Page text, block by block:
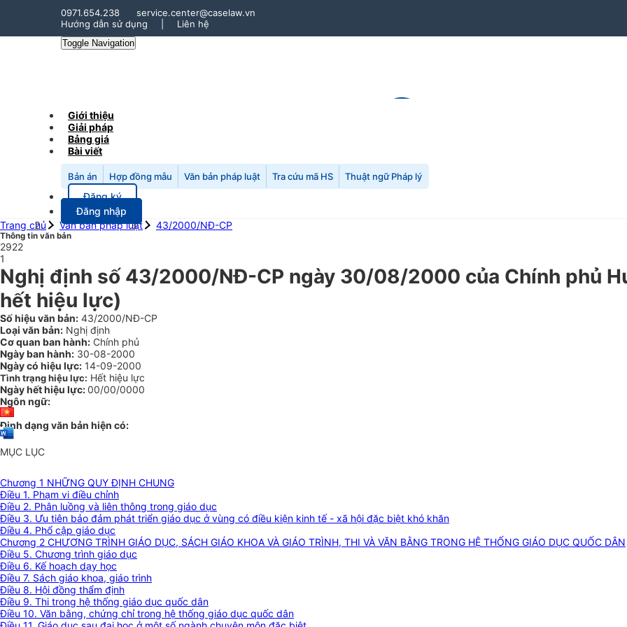
0971.654.238
service.center@caselaw.vn
Hướng dẫn sử dụng
Liên hệ
Toggle Navigation
Giới thiệu
Giải pháp
Bảng giá
Bài viết
Bản án Hợp đồng mẫu Văn bản pháp luật Tra cứu mã HS Thuật ngữ Pháp lý
Đăng ký
Đăng nhập
Trang chủ
Văn bản pháp luật 43/2000/NĐ-CP
Thông tin văn bản
2922
1
Nghị định số 43/2000/NĐ-CP ngày 30/08/2000 của Chính phủ
hết hiệu lực)
Số hiệu văn bản: 43/2000/NĐ-CP
Loại văn bản: Nghị định
Cơ quan ban hành: Chính phủ
Ngày ban hành: 30-08-2000
Ngày có hiệu lực: 14-09-2000
Tình trạng hiệu lực: Hết hiệu lực
Ngày hết hiệu lực:00/00/0000
Ngôn ngữ:
Định dạng văn bản hiện có:
MỤC LỤC
Chương 1 NHỮNG QUY ĐỊNH CHUNG
Điều 1. Phạm vi điều chỉnh
Điều 2. Phân luồng và liên thông trong giáo dục
Điều 3. Ưu tiên bảo đảm phát triển giáo dục ở vùng có điều kiện kinh tế - xã hội đặc biệt khó khăn
Điều 4. Phổ cập giáo dục
Chương 2 CHƯƠNG TRÌNH GIÁO DỤC, SÁCH GIÁO KHOA VÀ GIÁO TRÌNH, THI VÀ VĂN BẰNG TRONG HỆ THỐNG GIÁO DỤC QUỐC DÂN
Điều 5. Chương trình giáo dục
Điều 6. Kế hoạch dạy học
Điều 7. Sách giáo khoa, giáo trình
Điều 8. Hội đồng thẩm định
Điều 9. Thi trong hệ thống giáo dục quốc dân
Điều 10. Văn bằng, chứng chỉ trong hệ thống giáo dục quốc dân